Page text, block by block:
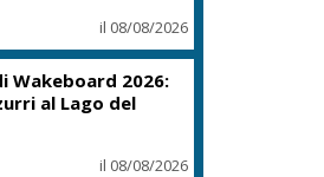
il 08/08/2026
Wakeboard 2026:
al Lago del
il 08/08/2026